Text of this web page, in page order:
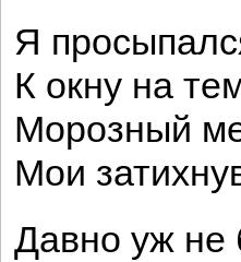
Я
К окну на
Морозный
Мои
Давно уж не